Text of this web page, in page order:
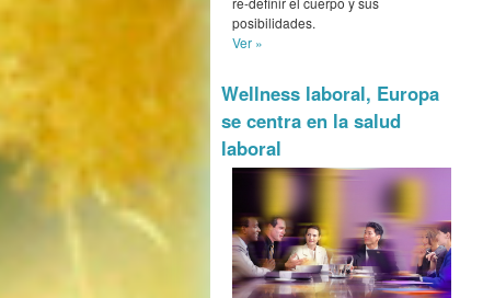
posibilidades.
Ver »
Wellness laboral, Europa
se centra en la salud
laboral